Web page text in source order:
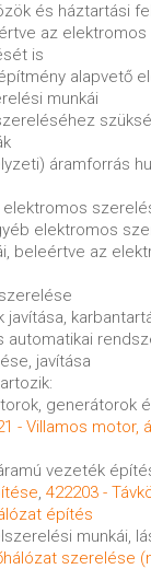
és háztartási
az elektromos
is
alapvető
munkái
áramforrás
elektromos
beleértve az
automatikai
javítása
generátorok
- Villamos motor,
vezeték
, 422203 -
építés
munkái,
szerelése